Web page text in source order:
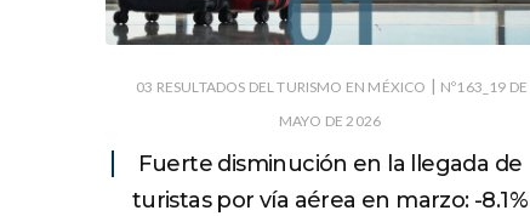
03 RESULTADOS DEL TURISMO EN MÉXICO | Nº163_19 DE
MAYO DE 2026
Fuerte disminución en la llegada de
turistas por vía aérea en marzo: -8.1%